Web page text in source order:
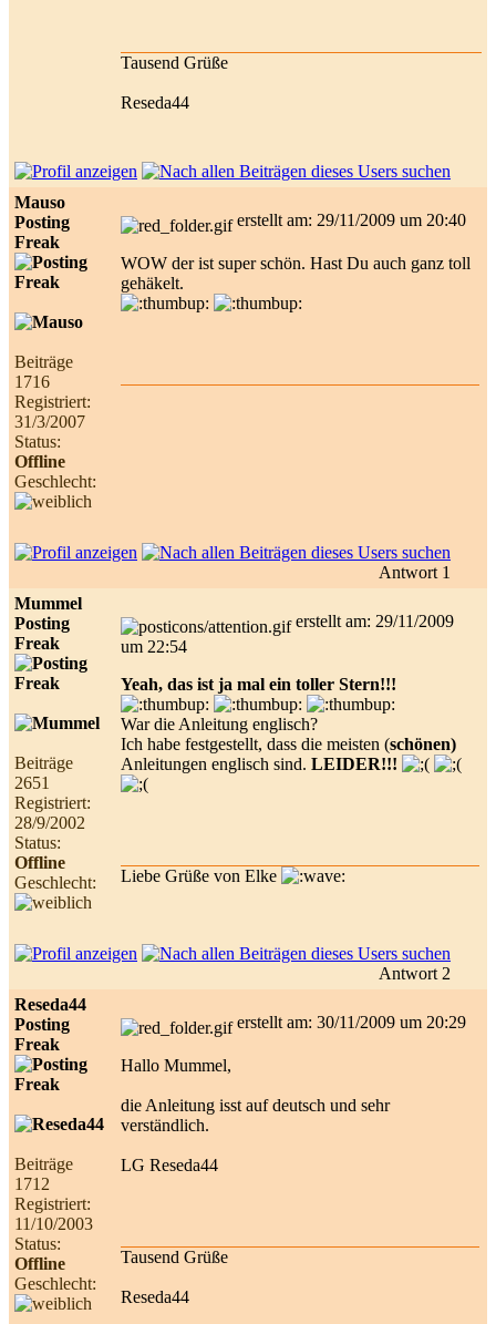
Tausend Grüße
Reseda44
Mauso
Posting
Freak
Beiträge
1716
Registriert:
31/3/2007
Status:
Offline
Geschlecht:
erstellt am: 29/11/2009 um 20:40
WOW der ist super schön. Hast Du auch ganz toll
gehäkelt.
Antwort 1
Mummel
Posting
Freak
Beiträge
2651
Registriert:
28/9/2002
Status:
Offline
Geschlecht:
erstellt am: 29/11/2009
um 22:54
Yeah, das ist ja mal ein toller Stern!!!
War die Anleitung englisch?
Ich habe festgestellt, dass die meisten (schönen)
Anleitungen englisch sind. LEIDER!!!
Liebe Grüße von Elke
Antwort 2
Reseda44
Posting
Freak
Beiträge
1712
Registriert:
11/10/2003
Status:
Offline
Geschlecht:
erstellt am: 30/11/2009 um 20:29
Hallo Mummel,
die Anleitung isst auf deutsch und sehr
verständlich.
LG Reseda44
Tausend Grüße
Reseda44